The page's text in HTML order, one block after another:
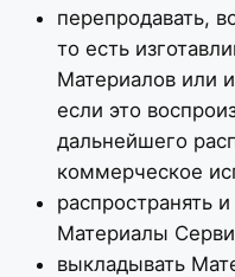
перепродавать,
то есть
Материалов или
если это
дальнейшего
коммерческое
распространять
Материалы
выкладывать